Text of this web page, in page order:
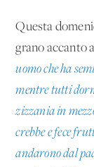
Questa
grano accanto
uomo che ha
mentre tutti
zizzania in
crebbe e fece
andarono dal